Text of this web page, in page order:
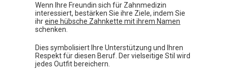
Wenn Ihre Freundin sich für Zahnmedizin
interessiert, bestärken Sie ihre Ziele, indem Sie
ihreine hübsche Zahnkette mit ihrem Namen
schenken.
Dies symbolisiert Ihre Unterstützung und Ihren
Respekt für diesen Beruf. Der vielseitige Stil wird
jedes Outfit bereichern.